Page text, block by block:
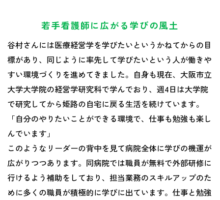
若手看護師に広がる学びの風土
谷村さんには医療経営学を学びたいというかねてからの目
標があり、同じように率先して学びたいという人が働きや
すい環境づくりを進めてきました。自身も現在、大阪市立
大学大学院の経営学研究科で学んでおり、週4日は大学院
で研究してから姫路の自宅に戻る生活を続けています。
「自分のやりたいことができる環境で、仕事も勉強も楽し
んでいます」
このようなリーダーの背中を見て病院全体に学びの機運が
広がりつつあります。同病院では職員が無料で外部研修に
行けるよう補助をしており、担当業務のスキルアップのた
めに多くの職員が積極的に学びに出ています。仕事と勉強